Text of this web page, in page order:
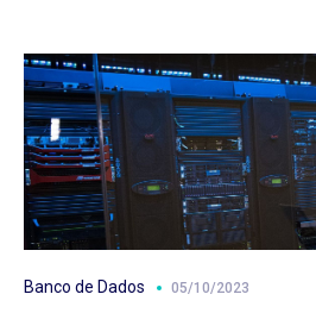
Banco de Dados 05/10/2023